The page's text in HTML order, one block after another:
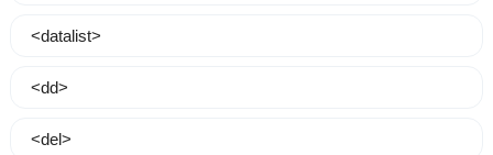
<datalist>
<dd>
<del>